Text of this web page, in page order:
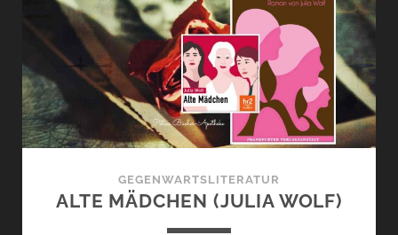
GEGENWARTSLITERATUR
ALTE MÄDCHEN (JULIA WOLF)